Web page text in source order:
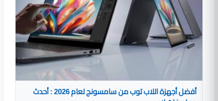
أفضل أجهزة اللاب توب من سامسونج لعام 2026 : أحدث